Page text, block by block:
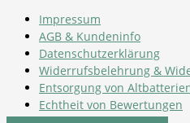
Impressum
AGB & Kundeninfo
Datenschutzerklärung
Widerrufsbelehrung &
Entsorgung von
Echtheit von Bewertungen